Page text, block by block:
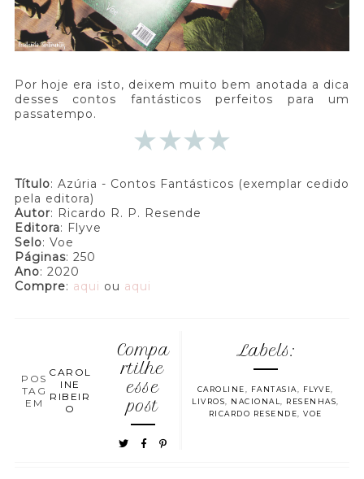
Por hoje era isto, deixem muito bem anotada a dica
desses contos fantásticos perfeitos para um
passatempo.
Título: Azúria - Contos Fantásticos (exemplar cedido
pela editora)
Autor: Ricardo R. P. Resende
Editora: Flyve
Selo: Voe
Páginas: 250
Ano: 2020
Compre: aqui ou aqui
POS
TAG
EM
CAROL
INE
RIBEIR
O
Compa
rtilhe
esse
post
Labels:
CAROLINE FANTASIA FLYVE
LIVROS
NACIONAL RESENHAS
RICARDO RESENDE
,VOE